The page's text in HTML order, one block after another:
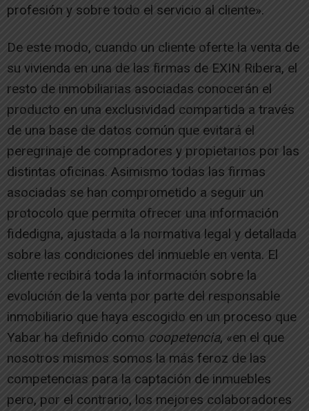
profesión y sobre todo el servicio al cliente».
De este modo, cuando un cliente oferte la venta de
su vivienda en una de las firmas de EXIN Ribera, el
resto de inmobiliarias asociadas conocerán el
producto en una exclusividad compartida a través
de una base de datos común que evitará el
peregrinaje de compradores y propietarios por las
distintas oficinas. Asimismo todas las firmas
asociadas se han comprometido a seguir un
protocolo que permita ofrecer una información
fidedigna, ajustada a la normativa legal y detallada
sobre las condiciones del inmueble en venta. El
cliente recibirá toda la información sobre la
evolución de la venta por parte del responsable
inmobiliario que haya escogido en un proceso que
Yabar ha definido como coopetencia, «en el que
nosotros mismos somos la más feroz de las
competencias para la captación de inmuebles
pero, por el contrario, los mejores colaboradores